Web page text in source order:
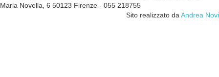
Maria Novella, 6 50123 Firenze - 055 218755
Sito realizzato da Andrea Novi